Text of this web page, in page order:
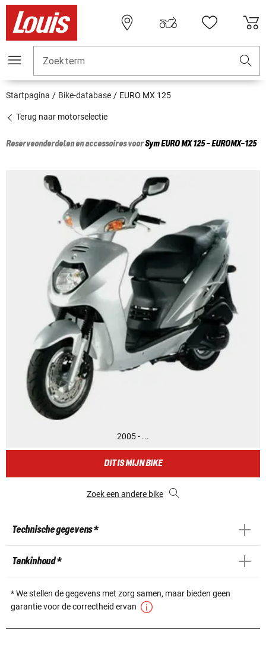
Zoekterm
Startpagina Bike-database EURO MX 125
Terug naar motorselectie
Reserveonderdelen en accessoires voorSymEURO MX 125 - EUROMX-125
2005 - ...
DIT IS MIJN BIKE
Zoek een andere bike
Technische gegevens *
Tankinhoud *
* We stellen de gegevens met zorg samen, maar bieden geen
garantie voor de correctheid ervan